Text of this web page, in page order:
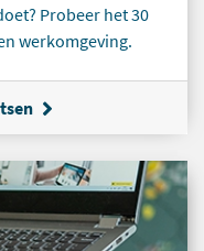
Probeer het 30
werkomgeving.